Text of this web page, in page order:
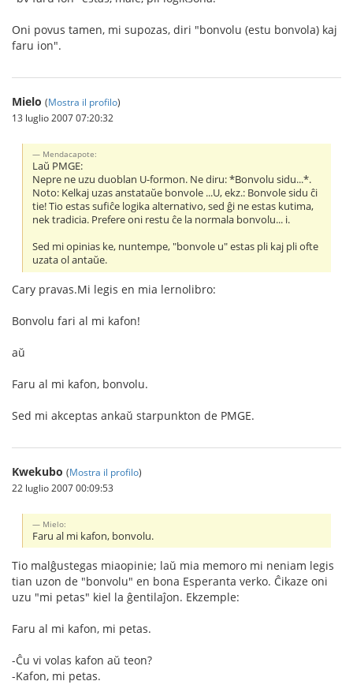
Oni povus tamen, mi supozas, diri "bonvolu (estu bonvola) kaj
faru ion".
Mielo (Mostra il profilo)
13 luglio 2007 07:20:32
Mendacapote:
Laŭ PMGE:
Nepre ne uzu duoblan U-formon. Ne diru: *Bonvolu sidu...*.
Noto: Kelkaj uzas anstataŭe bonvole ...U, ekz.: Bonvole sidu ĉi
tie! Tio estas sufiĉe logika alternativo, sed ĝi ne estas kutima,
nek tradicia. Prefere oni restu ĉe la normala bonvolu... i.
Sed mi opinias ke, nuntempe, "bonvole u" estas pli kaj pli ofte
uzata ol antaŭe.
Cary pravas.Mi legis en mia lernolibro:
Bonvolu fari al mi kafon!
aŭ
Faru al mi kafon, bonvolu.
Sed mi akceptas ankaŭ starpunkton de PMGE.
Kwekubo (Mostra il profilo)
22 luglio 2007 00:09:53
Mielo:
Faru al mi kafon, bonvolu.
Tio malĝustegas miaopinie; laŭ mia memoro mi neniam legis
tian uzon de "bonvolu" en bona Esperanta verko. Ĉikaze oni
uzu "mi petas" kiel la ĝentilaĵon. Ekzemple:
Faru al mi kafon, mi petas.
-Ĉu vi volas kafon aŭ teon?
-Kafon, mi petas.